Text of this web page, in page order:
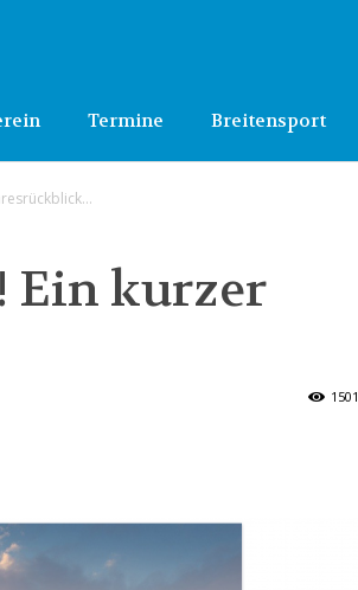
Termine Breitensport
Ein kurzer
1501